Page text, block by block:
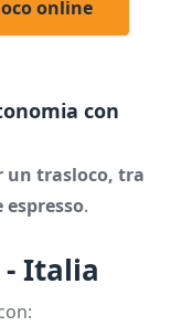
online
con
un trasloco, tra
.
Italia